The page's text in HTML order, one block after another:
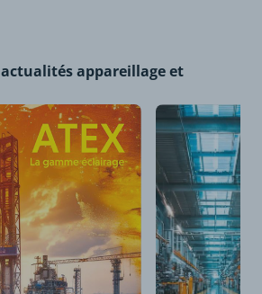
actualités appareillage et